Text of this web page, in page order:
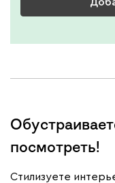
посмотреть!
Cтилизуете